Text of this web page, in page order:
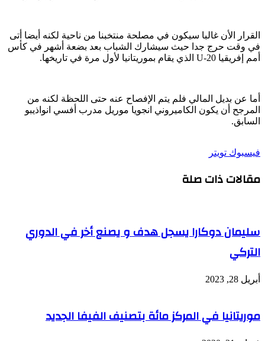
القرار الأن غالبا سيكون في مصلحة منتخبنا من ناحية لكنه أيضا أتى
في وقت حرج جدا حيث سيشارك الشباب بعد بضعة أشهر في كأس
أمم إفريقيا U-20 الذي يقام بموريتانيا لأول مرة في تاريخها.
أما عن بديل المالي فلم يتم الإفصاح عنه حتى اللحظة لكنه من
المرجح أن يكون الكاميروني انجويا موريل مدرب أفسي انواذيبو
السابق.
فيسبوك تويتر
البريد
مقالات ذات صلة
سليمان دوكارا يسجل هدف و يصنع أخر في الدوري
التركي
أبريل 28, 2023
موريتانيا في المركز مائة بتصنيف الفيفا الجديد